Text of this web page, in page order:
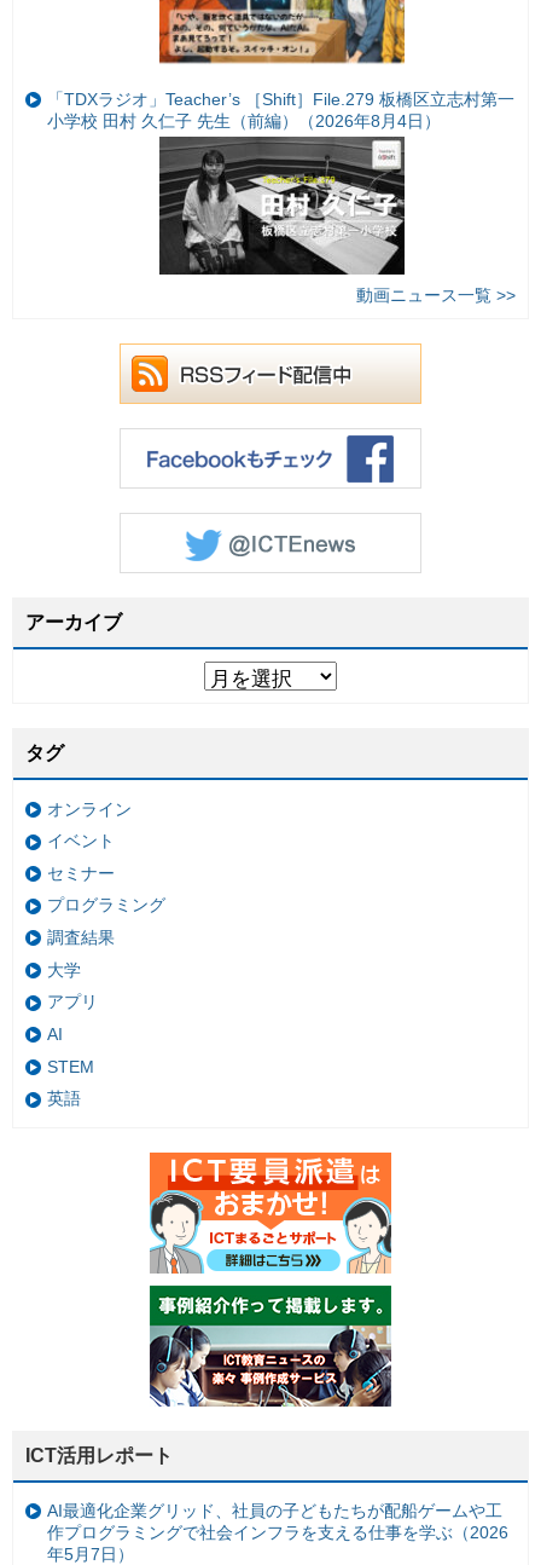
「TDXラジオ」Teacher’s ［Shift］File.279 板橋区立志村第一
小学校 田村 久仁子 先生（前編）（2026年8月4日）
動画ニュース一覧 >>
アーカイブ
タグ
オンライン
イベント
セミナー
プログラミング
調査結果
大学
アプリ
AI
STEM
英語
ICT活用レポート
AI最適化企業グリッド、社員の子どもたちが配船ゲームや工
作プログラミングで社会インフラを支える仕事を学ぶ（2026
年5月7日）